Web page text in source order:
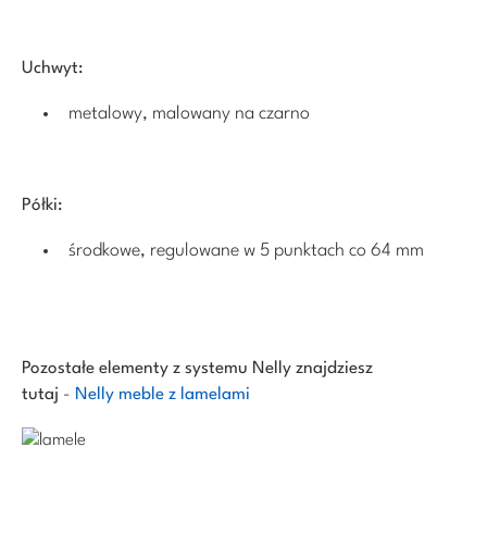
Uchwyt:
metalowy, malowany na czarno
Półki:
środkowe, regulowane w 5 punktach co 64 mm
Pozostałe elementy z systemu Nelly znajdziesz
tutaj - Nelly meble z lamelami